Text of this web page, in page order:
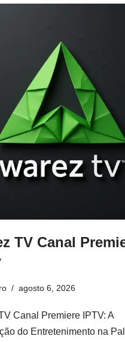
TV Canal
agosto 6, 2026
Canal Premiere IPTV: A
do Entretenimento na